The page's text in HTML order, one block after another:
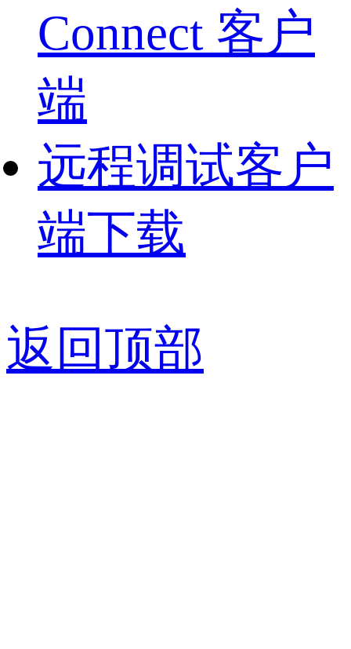
Connect 客户
端
远程调试客户
端下载
返回顶部